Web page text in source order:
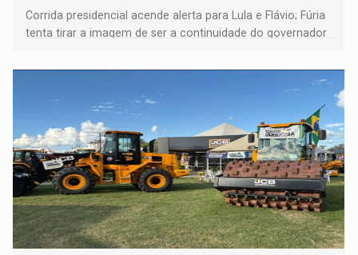
Corrida presidencial acende alerta para Lula e Flávio; Fúria
tenta tirar a imagem de ser a continuidade do governador
não ter entrado no modo eleição; ABAV faz evento em